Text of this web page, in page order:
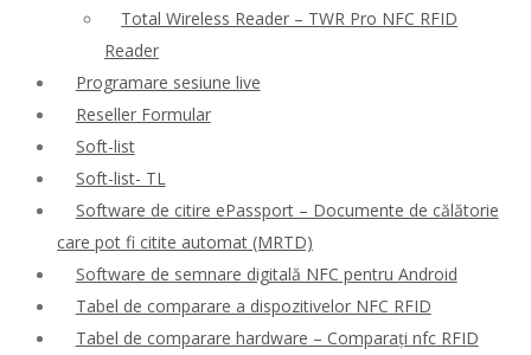
Total Wireless Reader – TWR Pro NFC RFID
Reader
Programare sesiune live
Reseller Formular
Soft-list
Soft-list- TL
Software de citire ePassport – Documente de călătorie
care pot fi citite automat (MRTD)
Software de semnare digitală NFC pentru Android
Tabel de comparare a dispozitivelor NFC RFID
Tabel de comparare hardware – Comparați nfc RFID